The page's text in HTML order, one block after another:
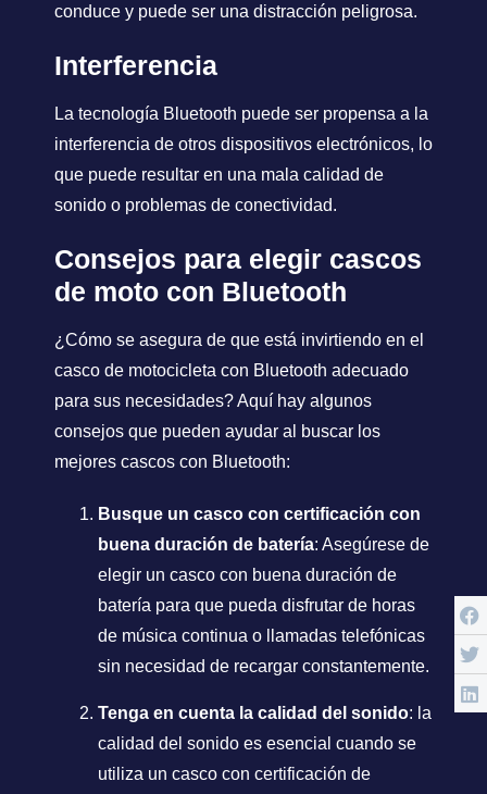
conduce y puede ser una distracción peligrosa.
Interferencia
La tecnología Bluetooth puede ser propensa a la
interferencia de otros dispositivos electrónicos, lo
que puede resultar en una mala calidad de
sonido o problemas de conectividad.
Consejos para elegir cascos
de moto con Bluetooth
¿Cómo se asegura de que está invirtiendo en el
casco de motocicleta con Bluetooth adecuado
para sus necesidades? Aquí hay algunos
consejos que pueden ayudar al buscar los
mejores cascos con Bluetooth:
Busque un casco con certificación con
buena duración de batería: Asegúrese de
elegir un casco con buena duración de
batería para que pueda disfrutar de horas
de música continua o llamadas telefónicas
sin necesidad de recargar constantemente.
Tenga en cuenta la calidad del sonido: la
calidad del sonido es esencial cuando se
utiliza un casco con certificación de